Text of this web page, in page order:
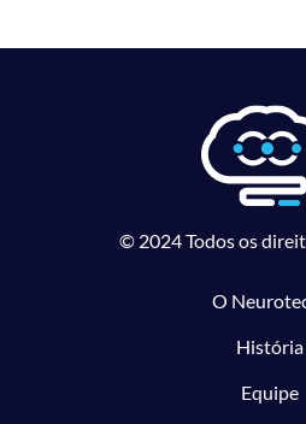
© 2024 Todos os
O
História
Equipe